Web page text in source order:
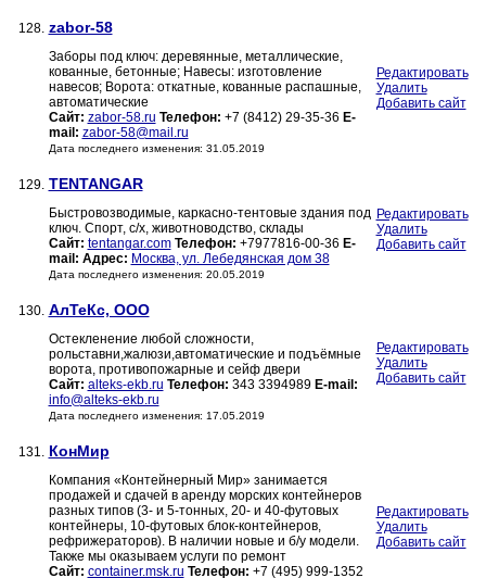
128. zabor-58
Заборы под ключ: деревянные, металлические,
кованные, бетонные; Навесы: изготовление
навесов; Ворота: откатные, кованные распашные,
автоматические
Сайт: zabor-58.ru Телефон: +7 (8412) 29-35-36 E-
mail: zabor-58@mail.ru
Дата последнего изменения: 31.05.2019
Редактировать
Удалить
Добавить сайт
129. TENTANGAR
Быстровозводимые, каркасно-тентовые здания под
ключ. Спорт, с/х, животноводство, склады
Сайт: tentangar.com Телефон: +7977816-00-36 E-
mail: Адрес: Москва, ул. Лебедянская дом 38
Дата последнего изменения: 20.05.2019
Редактировать
Удалить
Добавить сайт
130. АлТеКс, ООО
Остекленение любой сложности,
рольставни,жалюзи,автоматические и подъёмные
ворота, противопожарные и сейф двери
Сайт: alteks-ekb.ru Телефон: 343 3394989 E-mail:
info@alteks-ekb.ru
Дата последнего изменения: 17.05.2019
Редактировать
Удалить
Добавить сайт
131. КонМир
Компания «Контейнерный Мир» занимается
продажей и сдачей в аренду морских контейнеров
разных типов (3- и 5-тонных, 20- и 40-футовых
контейнеры, 10-футовых блок-контейнеров,
рефрижераторов). В наличии новые и б/у модели.
Также мы оказываем услуги по ремонт
Сайт: container.msk.ru Телефон: +7 (495) 999-1352
Редактировать
Удалить
Добавить сайт